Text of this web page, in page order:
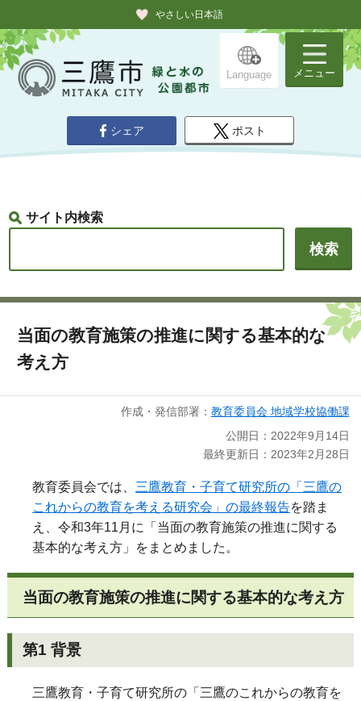
やさしい日本語
Language メニュー
シェア ポスト
サイト内検索
当面の教育施策の推進に関する基本的な
考え方
作成・発信部署： 教育委員会 地域学校協働課
公開日：2022年9月14日
最終更新日：2023年2月28日
教育委員会では、 三鷹教育・子育て研究所の「三鷹の
これからの教育を考える研究会」の最終報告を踏ま
え、令和3年11月に「当面の教育施策の推進に関する
基本的な考え方」をまとめました。
当面の教育施策の推進に関する基本的な考え方
第1 背景
三鷹教育・子育て研究所の「三鷹のこれからの教育を